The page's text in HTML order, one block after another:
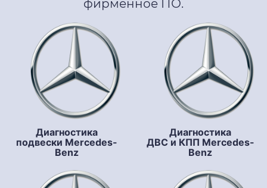
фирменное ПО.
Диагностика
подвески Mercedes-
Benz
Диагностика
ДВС и КПП Mercedes-
Benz